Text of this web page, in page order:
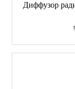
Диффузор